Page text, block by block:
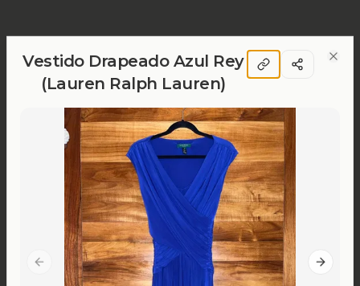
Vestido Drapeado Azul Rey
(Lauren Ralph Lauren)
Previous slide Next